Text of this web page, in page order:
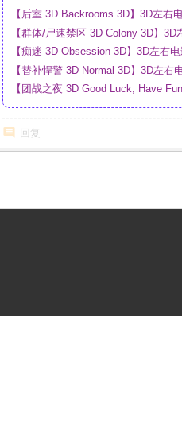
【后室 3D Backrooms 3D】3D左右
【群体/尸速禁区 3D Colony 3D】
_网盘
【痴迷 3D Obsession 3D】3D左右
【替补悍警 3D Normal 3D】3D左
【团战之夜 3D Good Luck, Have
回复